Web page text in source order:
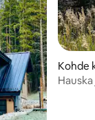
Kohde
orne